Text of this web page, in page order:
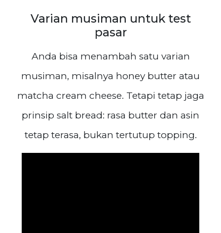
Varian musiman untuk test
pasar
Anda bisa menambah satu varian
musiman, misalnya honey butter atau
matcha cream cheese. Tetapi tetap jaga
prinsip salt bread: rasa butter dan asin
tetap terasa, bukan tertutup topping.